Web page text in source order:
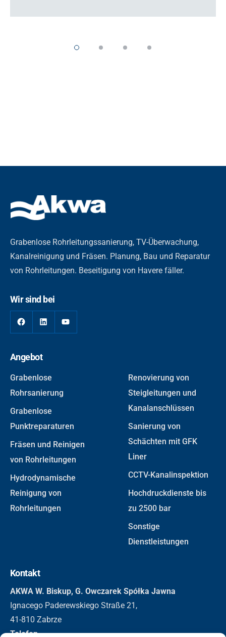
Grabenlose Rohrleitungssanierung, TV-Überwachung,
Kanalreinigung und Fräsen. Planung, Bau und Reparatur
von Rohrleitungen. Beseitigung von Havere fäller.
Wir sind bei
Angebot
Grabenlose
Rohrsanierung
Grabenlose
Punktreparaturen
Fräsen und Reinigen
von Rohrleitungen
Hydrodynamische
Reinigung von
Rohrleitungen
Renovierung von
Steigleitungen und
Kanalanschlüssen
Sanierung von
Schächten mit GFK
Liner
CCTV-Kanalinspektion
Hochdruckdienste bis
zu 2500 bar
Sonstige
Dienstleistungen
Kontakt
AKWA W. Biskup, G. Owczarek Spółka Jawna
Ignacego Paderewskiego Straße 21,
41-810 Zabrze
Telefon